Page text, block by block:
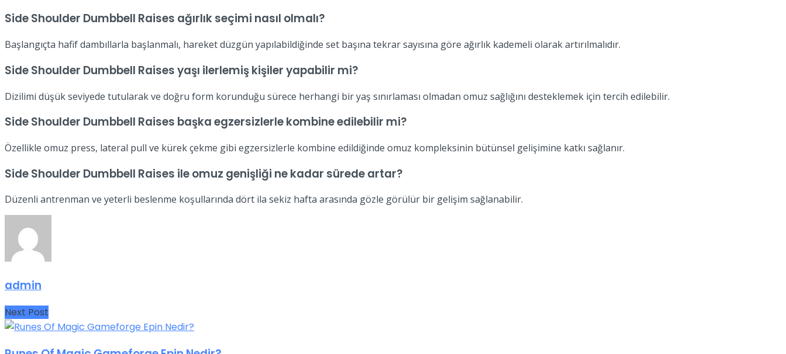
Side Shoulder Dumbbell Raises ağırlık seçimi nasıl olmalı?
Başlangıçta hafif dambıllarla başlanmalı, hareket düzgün yapılabildiğinde set başına tekrar sayısına göre ağırlık kademeli olarak artırılmalıdır.
Side Shoulder Dumbbell Raises yaşı ilerlemiş kişiler yapabilir mi?
Dizilimi düşük seviyede tutularak ve doğru form korunduğu sürece herhangi bir yaş sınırlaması olmadan omuz sağlığını desteklemek için tercih edilebilir.
Side Shoulder Dumbbell Raises başka egzersizlerle kombine edilebilir mi?
Özellikle omuz press, lateral pull ve kürek çekme gibi egzersizlerle kombine edildiğinde omuz kompleksinin bütünsel gelişimine katkı sağlanır.
Side Shoulder Dumbbell Raises ile omuz genişliği ne kadar sürede artar?
Düzenli antrenman ve yeterli beslenme koşullarında dört ila sekiz hafta arasında gözle görülür bir gelişim sağlanabilir.
admin
Next Post